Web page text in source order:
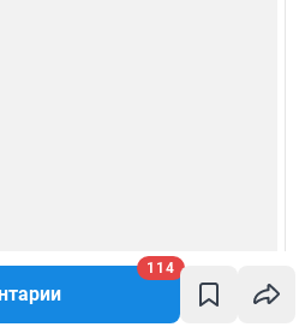
114